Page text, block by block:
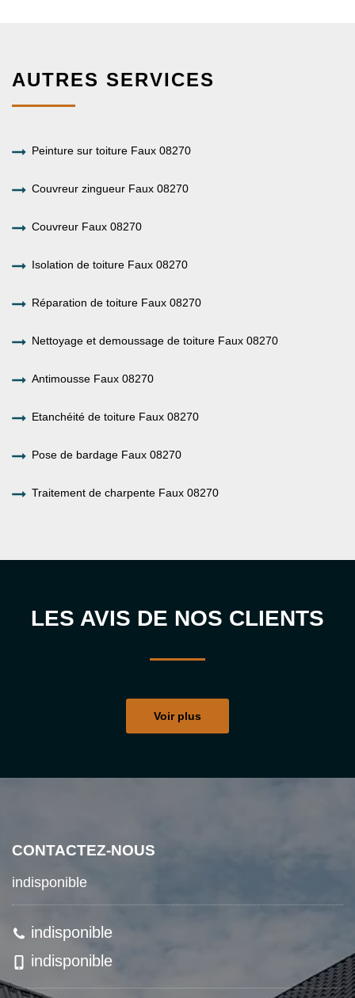
AUTRES SERVICES
Peinture sur toiture Faux 08270
Couvreur zingueur Faux 08270
Couvreur Faux 08270
Isolation de toiture Faux 08270
Réparation de toiture Faux 08270
Nettoyage et demoussage de toiture Faux 08270
Antimousse Faux 08270
Etanchéité de toiture Faux 08270
Pose de bardage Faux 08270
Traitement de charpente Faux 08270
LES AVIS DE NOS CLIENTS
Voir plus
CONTACTEZ-NOUS
indisponible
indisponible
indisponible